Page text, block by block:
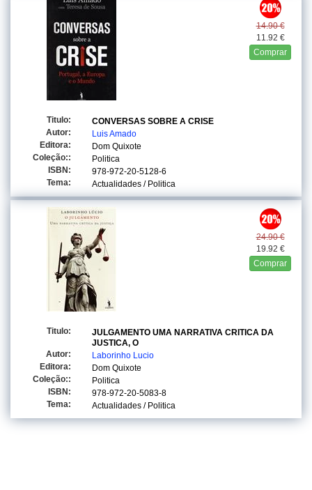
14.90 €
11.92 €
Comprar
Titulo:
CONVERSAS SOBRE A CRISE
Autor:
Luis Amado
Editora:
Dom Quixote
Coleção::
Politica
ISBN:
978-972-20-5128-6
Tema:
Actualidades / Politica
24.90 €
19.92 €
Comprar
Titulo:
JULGAMENTO UMA NARRATIVA CRITICA DA
JUSTICA, O
Autor:
Laborinho Lucio
Editora:
Dom Quixote
Coleção::
Politica
ISBN:
978-972-20-5083-8
Tema:
Actualidades / Politica